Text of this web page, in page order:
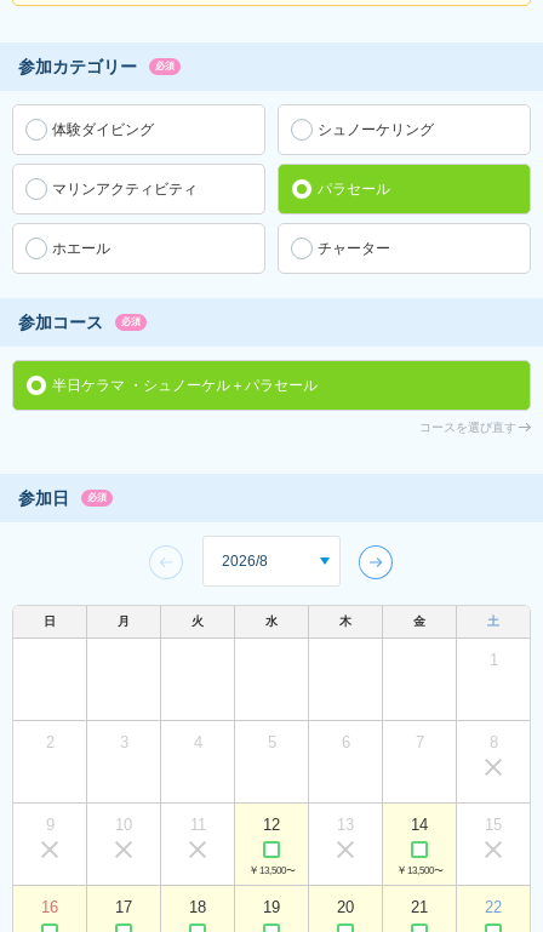
参加カテゴリー 必須
体験ダイビング シュノーケリング
マリンアクティビティ パラセール
ホエール チャーター
参加コース 必須
半日ケラマ ・シュノーケル＋パラセール
コースを選び直す
参加日 必須
日 月 火 水 木 金 土
1
2 3 4 5 6 7 8
9 10 11 12
￥13,500〜
13 14
￥13,500〜
15
16 17 18 19 20 21 22